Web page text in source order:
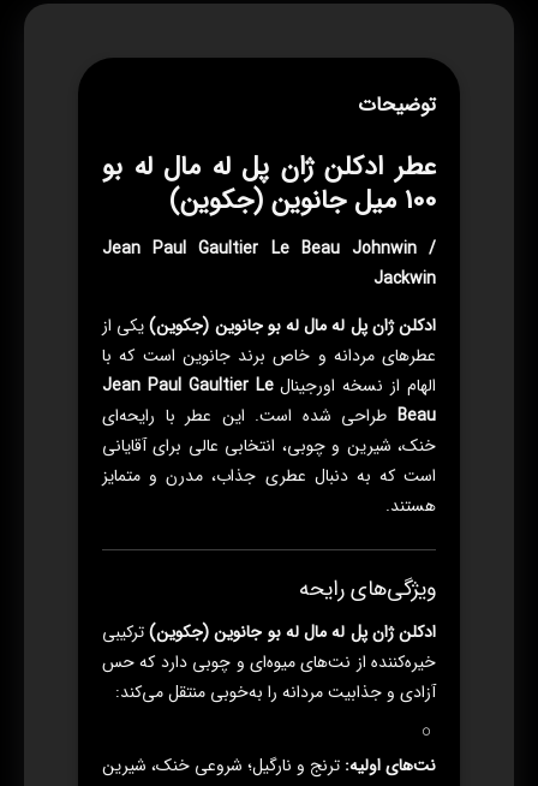
توضیحات
عطر ادکلن ژان پل له مال له بو
100 میل جانوین (جکوین)
Jean Paul Gaultier Le Beau Johnwin /
Jackwin
ادکلن ژان پل له مال له بو جانوین (جکوین)یکی از
عطرهای مردانه و خاص برند جانوین است که با
الهام از نسخه اورجینالJean Paul Gaultier Le
Beau طراحی شده است. این عطر با رایحه‌ای
خنک، شیرین و چوبی، انتخابی عالی برای آقایانی
است که به دنبال عطری جذاب، مدرن و متمایز
هستند.
ویژگی‌های رایحه
ادکلن ژان پل له مال له بو جانوین (جکوین)ترکیبی
خیره‌کننده از نت‌های میوه‌ای و چوبی دارد که حس
آزادی و جذابیت مردانه را به‌خوبی منتقل می‌کند:
نت‌های اولیه: ترنج و نارگیل؛ شروعی خنک، شیرین